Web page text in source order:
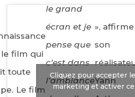
film qui
toute
Le film
le grand
écran et je
pense que
c’est dans
l’ambiance
», affirme
son
Yann
Cliquez pour accepter
marketing et activer